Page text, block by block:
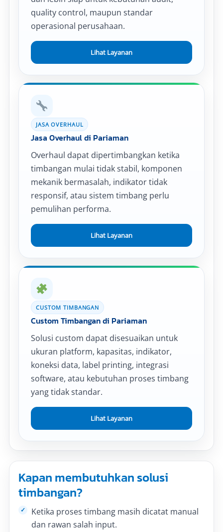
quality control, maupun standar
operasional perusahaan.
Lihat Layanan
JASA OVERHAUL
Jasa Overhaul di Pariaman
Overhaul dapat dipertimbangkan ketika
timbangan mulai tidak stabil, komponen
mekanik bermasalah, indikator tidak
responsif, atau sistem timbang perlu
pemulihan performa.
Lihat Layanan
CUSTOM TIMBANGAN
Custom Timbangan di Pariaman
Solusi custom dapat disesuaikan untuk
ukuran platform, kapasitas, indikator,
koneksi data, label printing, integrasi
software, atau kebutuhan proses timbang
yang tidak standar.
Lihat Layanan
Kapan membutuhkan solusi
timbangan?
Ketika proses timbang masih dicatat manual
dan rawan salah input.